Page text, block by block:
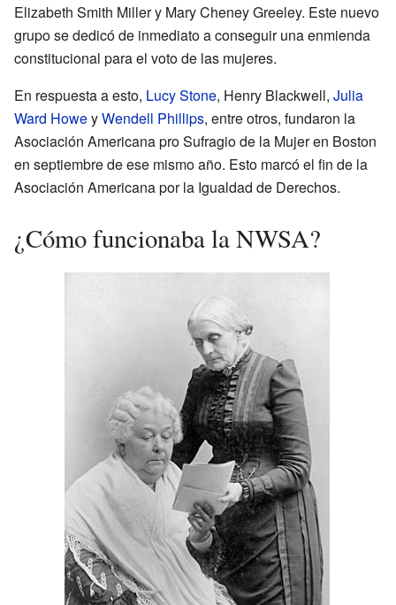
Elizabeth Smith Miller y Mary Cheney Greeley. Este nuevo
grupo se dedicó de inmediato a conseguir una enmienda
constitucional para el voto de las mujeres.
En respuesta a esto, Lucy Stone, Henry Blackwell, Julia
Ward HoweyWendell Phillips, entre otros, fundaron la
Asociación Americana pro Sufragio de la Mujer en Boston
en septiembre de ese mismo año. Esto marcó el fin de la
Asociación Americana por la Igualdad de Derechos.
¿Cómo funcionaba la NWSA?